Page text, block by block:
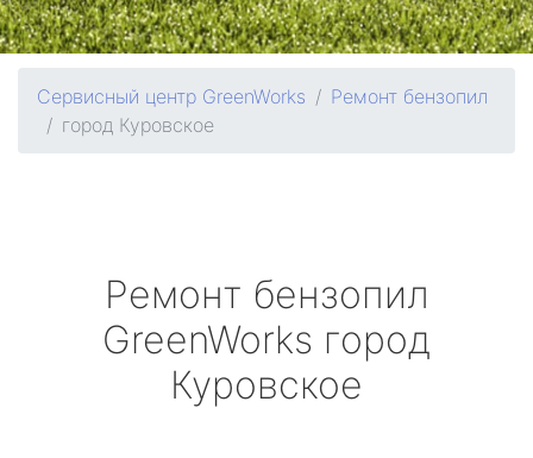
Сервисный центр GreenWorks
Ремонт бензопил
город Куровское
Ремонт бензопил
GreenWorks город
Куровское